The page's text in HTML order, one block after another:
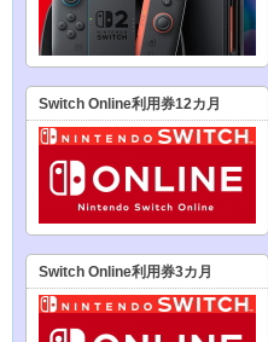
Switch Online利用券12カ月
Switch Online利用券3カ月